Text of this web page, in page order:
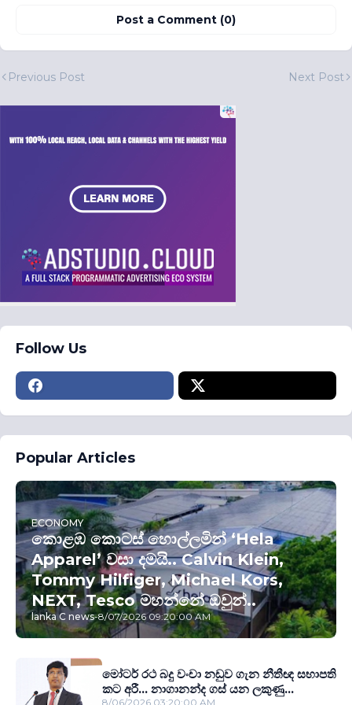
Post a Comment (0)
Previous Post Next Post
Follow Us
Popular Articles
ECONOMY
කොළඹ කොටස් හොල්ලමින් ‘Hela
Apparel’ වසා දමයි.. Calvin Klein,
Tommy Hilfiger, Michael Kors,
NEXT, Tesco මහන්නේ ඔවුන්..
lanka C news-8/07/2026 09:20:00 AM
මෝටර් රථ බදු වංචා නඩුව ගැන නීතීඥ සභාපති
කට අරී... නාගානන්ද ගස් යන ලකුණු...
8/06/2026 03:20:00 AM